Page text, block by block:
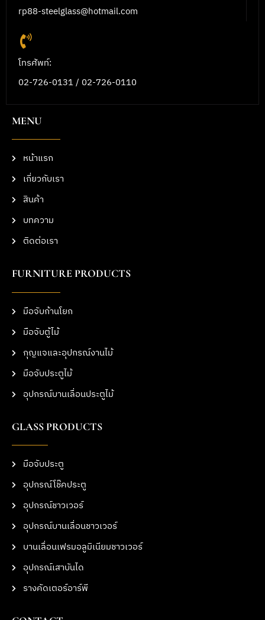
rp88-steelglass@hotmail.com
โทรศัพท์:
02-726-0131 / 02-726-0110
MENU
หน้าแรก
เกี่ยวกับเรา
สินค้า
บทความ
ติดต่อเรา
FURNITURE PRODUCTS
มือจับก้านโยก
มือจับตู้ไม้
กุญแจและอุปกรณ์งานไม้
มือจับประตูไม้
อุปกรณ์บานเลื่อนประตูไม้
GLASS PRODUCTS
มือจับประตู
อุปกรณ์โช๊คประตู
อุปกรณ์ชาวเวอร์
อุปกรณ์บานเลื่อนชาวเวอร์
บานเลื่อนเฟรมอลูมิเนียมชาวเวอร์
อุปกรณ์เสาบันได
รางคัดเตอร์อาร์พี